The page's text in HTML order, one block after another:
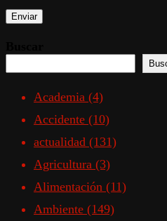
Academia (4)
Accidente (10)
actualidad (131)
Agricultura (3)
Alimentación (11)
Ambiente (149)